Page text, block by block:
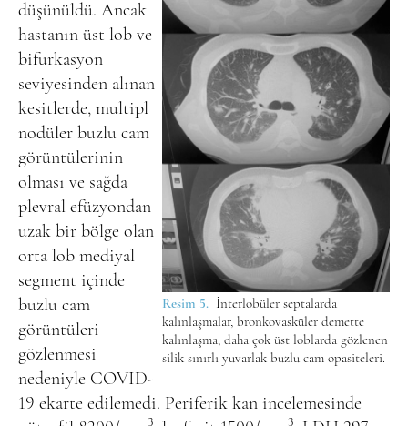
Resim 5. İnterlobüler septalarda
kalınlaşmalar, bronkovasküler demette
kalınlaşma, daha çok üst loblarda gözlenen
silik sınırlı yuvarlak buzlu cam opasiteleri.
düşünüldü. Ancak
hastanın üst lob ve
bifurkasyon
seviyesinden alınan
kesitlerde, multipl
nodüler buzlu cam
görüntülerinin
olması ve sağda
plevral efüzyondan
uzak bir bölge olan
orta lob mediyal
segment içinde
buzlu cam
görüntüleri
gözlenmesi
nedeniyle COVID-
19 ekarte edilemedi. Periferik kan incelemesinde
3 3